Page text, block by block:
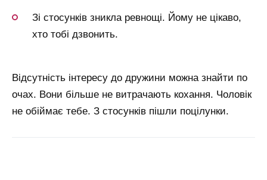
Зі стосунків зникла ревнощі. Йому не цікаво,
хто тобі дзвонить.
Відсутність інтересу до дружини можна знайти по
очах. Вони більше не витрачають кохання. Чоловік
не обіймає тебе. З стосунків пішли поцілунки.